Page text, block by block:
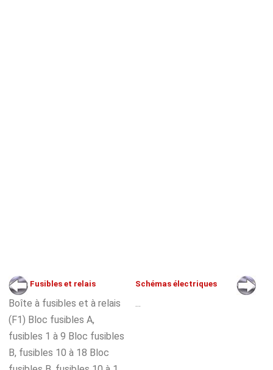
Fusibles et relais
Boîte à fusibles et à relais
(F1) Bloc fusibles A,
fusibles 1 à 9 Bloc fusibles
B, fusibles 10 à 18 Bloc
Schémas électriques